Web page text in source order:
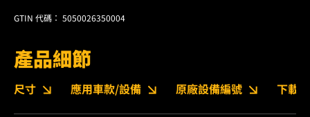
GTIN 代碼： 5050026350004
產品細節
尺寸 應用車款/設備 原廠設備編號 下載